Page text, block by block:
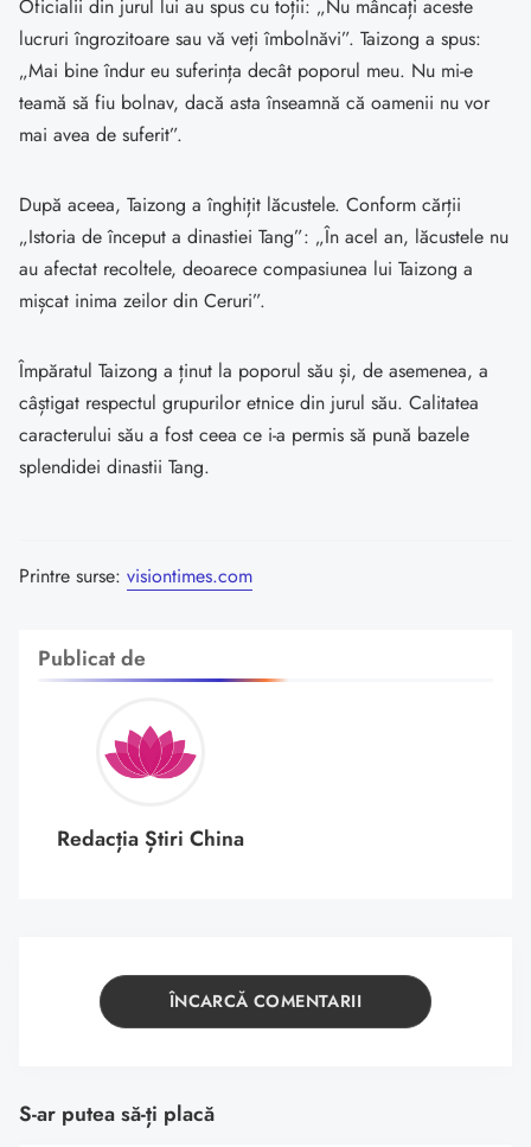
Oficialii din jurul lui au spus cu toții: „Nu mâncați aceste
lucruri îngrozitoare sau vă veți îmbolnăvi”. Taizong a spus:
„Mai bine îndur eu suferința decât poporul meu. Nu mi-e
teamă să fiu bolnav, dacă asta înseamnă că oamenii nu vor
mai avea de suferit”.
După aceea, Taizong a înghițit lăcustele. Conform cărții
„Istoria de început a dinastiei Tang”: „În acel an, lăcustele nu
au afectat recoltele, deoarece compasiunea lui Taizong a
mișcat inima zeilor din Ceruri”.
Împăratul Taizong a ținut la poporul său și, de asemenea, a
câștigat respectul grupurilor etnice din jurul său. Calitatea
caracterului său a fost ceea ce i-a permis să pună bazele
splendidei dinastii Tang.
Printre surse: visiontimes.com
Publicat de
Redacția Știri China
ÎNCARCĂ COMENTARII
S-ar putea să-ți placă